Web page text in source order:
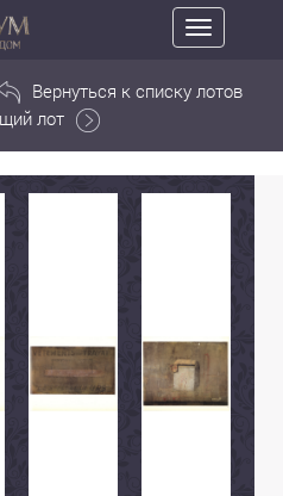
Toggle
navigation
Вернуться к списку лотов
лот